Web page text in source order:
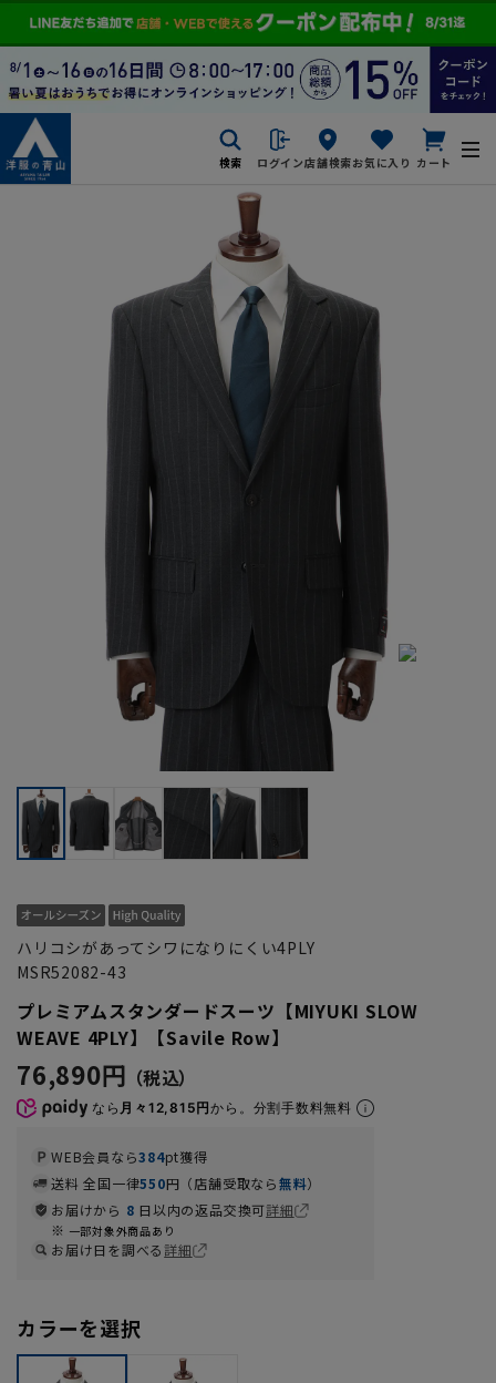
検索 ログイン店舗検索お気に入り カート
ハリコシがあってシワになりにくい4PLY
MSR52082-43
プレミアムスタンダードスーツ【MIYUKI SLOW
WEAVE 4PLY】【Savile Row】
76,890円
なら 月々12,815円から。分割手数料無料
WEB会員なら384pt獲得
送料 全国一律550円（店舗受取なら無料）
お届けから 8 日以内の返品交換可詳細
一部対象外商品あり
お届け日を調べる詳細
カラーを選択